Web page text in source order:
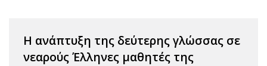
Η ανάπτυξη της δεύτερης γλώσσας σε
νεαρούς Έλληνες μαθητές της